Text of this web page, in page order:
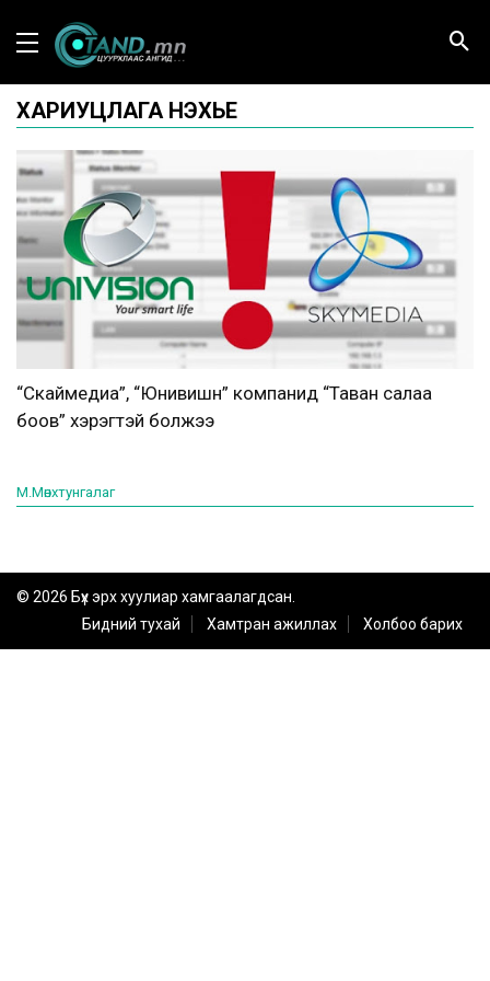
ХАРИУЦЛАГА НЭХЬЕ
“Скаймедиа”, “Юнивишн” компанид “Таван салаа
боов” хэрэгтэй болжээ
М.Мөнхтунгалаг
© 2026 Бүх эрх хуулиар хамгаалагдсан.
Бидний тухай
Хамтран ажиллах Холбоо барих